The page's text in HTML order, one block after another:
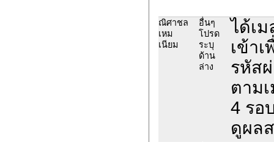
ณิศาชล
เหม
เนียม
อื่นๆ
โปรด
ระบุ
ด้าน
ล่าง
ได้เ
เข้า
รหัส
ตาม
4 รอ
ดูผล